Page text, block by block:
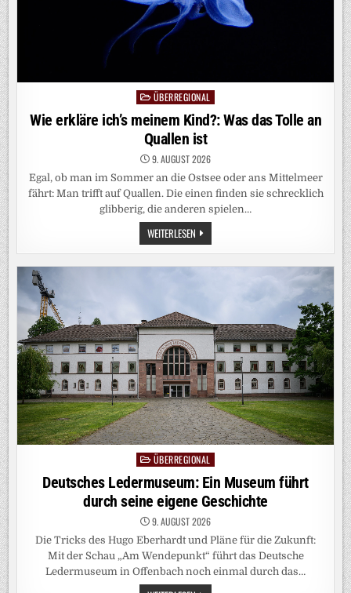
PostedÜBERREGIONAL
Wie erkläre ich’s meinem Kind?: Was das Tolle an
Quallen ist
9. AUGUST 2026
Egal, ob man im Sommer an die Ostsee oder ans Mittelmeer
fährt: Man trifft auf Quallen. Die einen finden sie schrecklich
glibberig, die anderen spielen…
WEITERLESEN WIE
ERKLÄRE
ICH’S
MEINEM
QUALLEN
IST
PostedÜBERREGIONAL
Deutsches Ledermuseum: Ein Museum führt
durch seine eigene Geschichte
9. AUGUST 2026
Die Tricks des Hugo Eberhardt und Pläne für die Zukunft:
Mit der Schau „Am Wendepunkt“ führt das Deutsche
Ledermuseum in Offenbach noch einmal durch das…